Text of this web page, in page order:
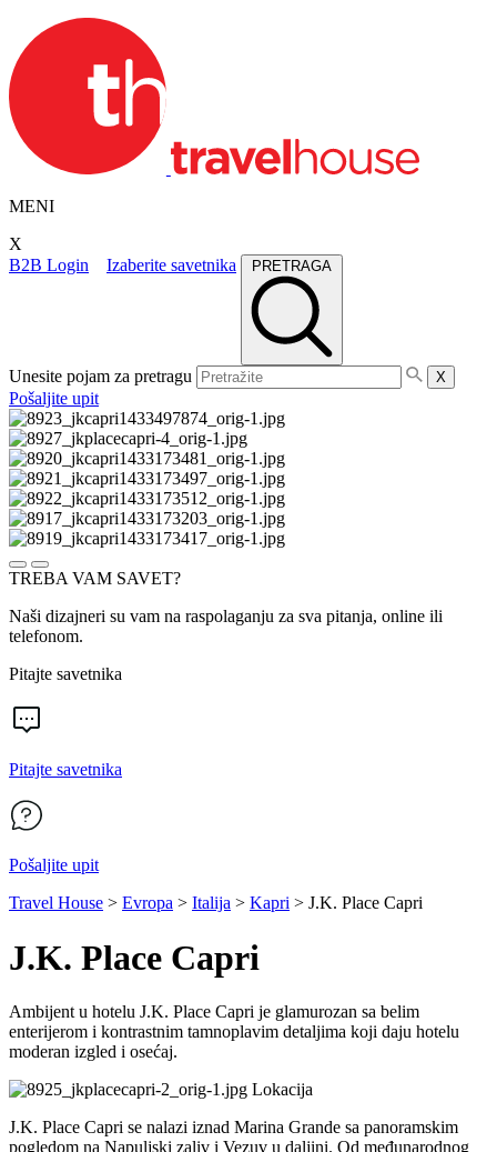
MENI
X
B2B Login
Izaberite savetnika PRETRAGA
Unesite pojam za pretragu X
Pošaljite upit
TREBA VAM SAVET?
Naši dizajneri su vam na raspolaganju za sva pitanja, online ili
telefonom.
Pitajte savetnika
Pitajte savetnika
Pošaljite upit
Travel House > Evropa > Italija > Kapri > J.K. Place Capri
J.K. Place Capri
Ambijent u hotelu J.K. Place Capri je glamurozan sa belim
enterijerom i kontrastnim tamnoplavim detaljima koji daju hotelu
moderan izgled i osećaj.
Lokacija
J.K. Place Capri se nalazi iznad Marina Grande sa panoramskim
pogledom na Napuljski zaliv i Vezuv u daljini. Od međunarodnog